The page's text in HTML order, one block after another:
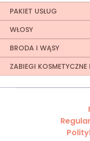
PAKIET USŁUG
WŁOSY
BRODA I WĄSY
ZABIEGI